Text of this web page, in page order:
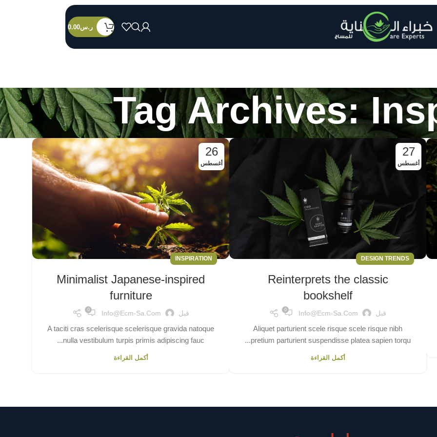
ر.س0.00
Tag Archives:
27
أغسطس
DESIGN TRENDS
Reinterprets the classic
bookshelf
قبل Info@ecm-Sa.com
0
Aliquet parturient scele risque scele risque nibh
pretium parturient suspendisse platea sapien torqu...
أكمل القراءة
26
أغسطس
INSPIRATION
Minimalist Japanese-inspired
furniture
قبل Info@ecm-Sa.com
0
A taciti cras scelerisque scelerisque gravida natoque
nulla vestibulum turpis primis adipiscing fauc...
أكمل القراءة